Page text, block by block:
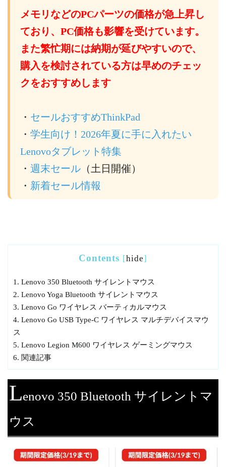
メモリなどのPCパーツの価格が急上昇し
ており、PC価格も影響を受けています。
また繁忙期には納期が延びやすいので、
購入を検討されている方は早めのチェッ
クをおすすめします
・ セールおすすめThinkPad
・ 学生向け！2026年夏に手に入れたい
Lenovoタブレット特集
・ 週末セール （土日開催）
・ 新着セール情報
Contents [hide]
1. Lenovo 350 Bluetooth サイレントマウス
2. Lenovo Yoga Bluetooth サイレントマウス
3. Lenovo Go ワイヤレス バーティカルマウス
4. Lenovo Go USB Type-C ワイヤレス マルチデバイスマウ
ス
5. Lenovo Legion M600 ワイヤレス ゲーミングマウス
6. 関連記事
Lenovo 350 Bluetooth サイレントマ
ウス